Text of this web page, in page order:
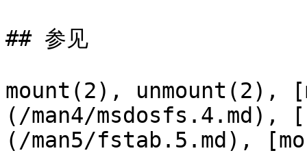
## 参见
mount(2), unmount(2),
(/man4/
(/man5/fstab.5.md),